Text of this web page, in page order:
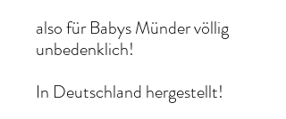
also für Babys Münder völlig
unbedenklich!
In Deutschland hergestellt!